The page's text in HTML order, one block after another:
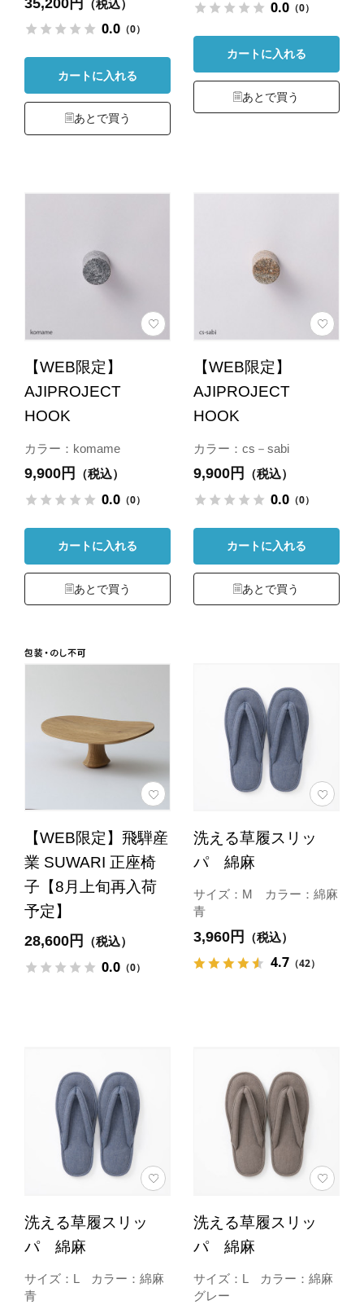
（税込）
0.0（0）
カートに入れる
あとで買う
0.0（0）
カートに入れる
あとで買う
【WEB限定】
AJIPROJECT
HOOK
カラー：komame
9,900円 （税込）
0.0（0）
カートに入れる
あとで買う
【WEB限定】
AJIPROJECT
HOOK
カラー：cs－sabi
9,900円 （税込）
0.0（0）
カートに入れる
あとで買う
【WEB限定】飛騨産
業 SUWARI 正座椅
子【8月上旬再入荷
予定】
28,600円 （税込）
0.0（0）
洗える草履スリッ
パ 綿麻
サイズ：M カラー：綿麻
青
3,960円 （税込）
4.7（42）
洗える草履スリッ
パ 綿麻
サイズ：L カラー：綿麻
青
洗える草履スリッ
パ 綿麻
サイズ：L カラー：綿麻
グレー